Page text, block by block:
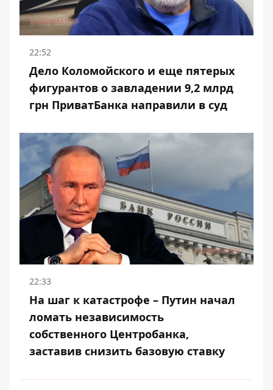
22:52
Дело Коломойского и еще пятерых
фигурантов о завладении 9,2 млрд
грн ПриватБанка направили в суд
22:33
На шаг к катастрофе – Путин начал
ломать независимость
собственного Центробанка,
заставив снизить базовую ставку